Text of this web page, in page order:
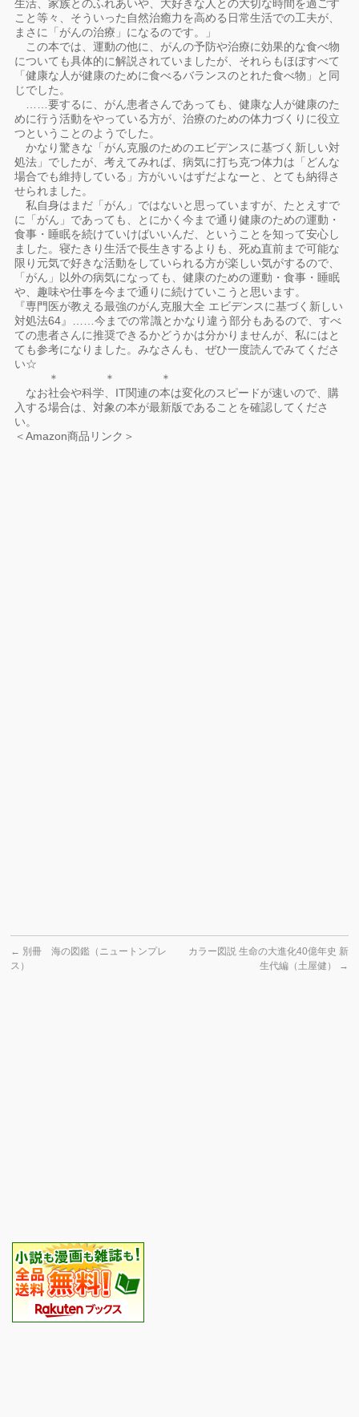
生活、家族とのふれあいや、大好きな人との大切な時間を過ごす
こと等々、そういった自然治癒力を高める日常生活での工夫が、
まさに「がんの治療」になるのです。」
この本では、運動の他に、がんの予防や治療に効果的な食べ物
についても具体的に解説されていましたが、それらもほぼすべて
「健康な人が健康のために食べるバランスのとれた食べ物」と同
じでした。
……要するに、がん患者さんであっても、健康な人が健康のた
めに行う活動をやっている方が、治療のための体力づくりに役立
つということのようでした。
かなり驚きな「がん克服のためのエビデンスに基づく新しい対
処法」でしたが、考えてみれば、病気に打ち克つ体力は「どんな
場合でも維持している」方がいいはずだよなーと、とても納得さ
せられました。
私自身はまだ「がん」ではないと思っていますが、たとえすで
に「がん」であっても、とにかく今まで通り健康のための運動・
食事・睡眠を続けていけばいいんだ、ということを知って安心し
ました。寝たきり生活で長生きするよりも、死ぬ直前まで可能な
限り元気で好きな活動をしていられる方が楽しい気がするので、
「がん」以外の病気になっても、健康のための運動・食事・睡眠
や、趣味や仕事を今まで通りに続けていこうと思います。
『専門医が教える最強のがん克服大全 エビデンスに基づく新しい
対処法64』……今までの常識とかなり違う部分もあるので、すべ
ての患者さんに推奨できるかどうかは分かりませんが、私にはと
ても参考になりました。みなさんも、ぜひ一度読んでみてくださ
い☆
＊ ＊ ＊
なお社会や科学、IT関連の本は変化のスピードが速いので、購
入する場合は、対象の本が最新版であることを確認してくださ
い。
＜Amazon商品リンク＞
← 別冊 海の図鑑（ニュートンプレ
ス）
カラー図説 生命の大進化40億年史 新
生代編（土屋健）
→